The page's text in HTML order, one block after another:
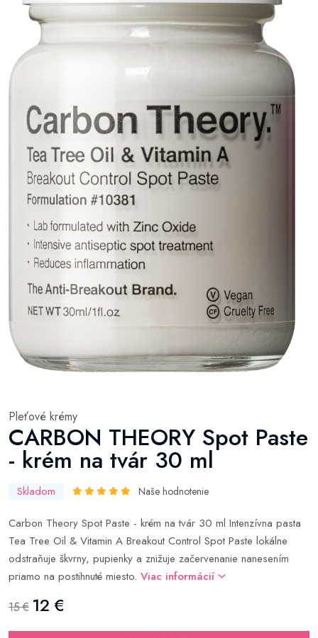
Pleťové krémy
CARBON THEORY Spot Paste
- krém na tvár 30 ml
Skladom Naše hodnotenie
Carbon Theory Spot Paste - krém na tvár 30 ml Intenzívna pasta
Tea Tree Oil & Vitamin A Breakout Control Spot Paste lokálne
odstraňuje škvrny, pupienky a znižuje začervenanie nanesením
priamo na postihnuté miesto. Viac informácií
15 € 12 €